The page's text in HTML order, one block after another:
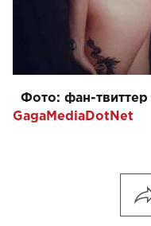
Фото: фан-твиттер
GagaMediaDotNet